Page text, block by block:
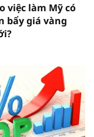
việc làm Mỹ có
bẩy giá vàng